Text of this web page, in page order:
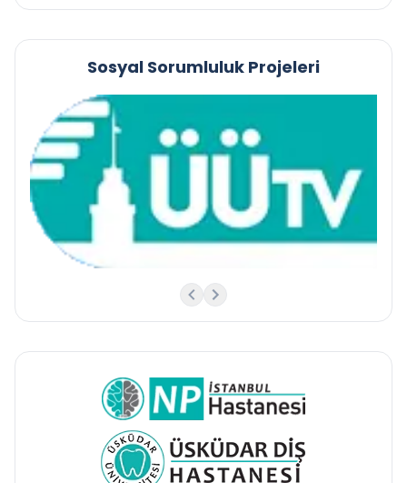
Sosyal Sorumluluk Projeleri